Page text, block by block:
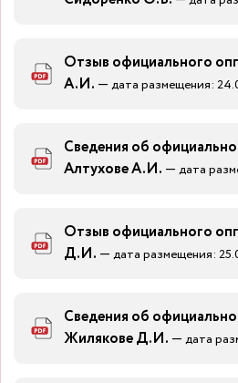
Отзыв официального
А.И. — дата размещения:
Сведения об
Алтухове А.И. — дата
Отзыв официального
Д.И. — дата размещения:
Сведения об
Жилякове Д.И. — дата